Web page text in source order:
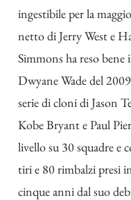
ingestibile per la
netto di Jerry West e
Simmons ha reso
Dwyane Wade del
serie di cloni di Jason
Kobe Bryant e Paul
livello su 30 squadre e
tiri e 80 rimbalzi presi
cinque anni dal suo